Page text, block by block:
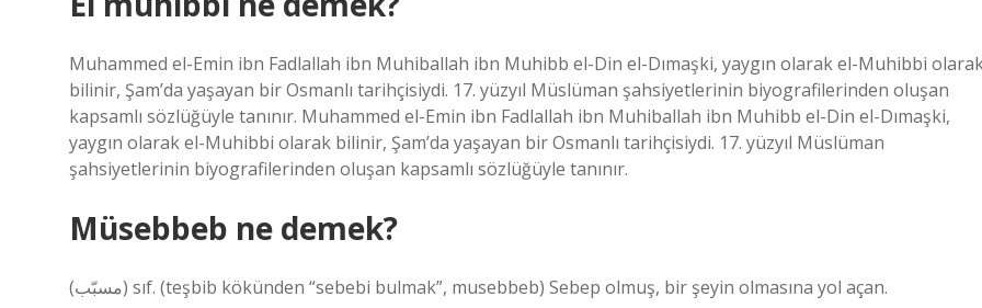
Muhammed el-Emin ibn Fadlallah ibn Muhiballah ibn Muhibb el-Din el-Dımaşki, yaygın olarak el-Muhibbi
bilinir, Şam’da yaşayan bir Osmanlı tarihçisiydi. 17. yüzyıl Müslüman şahsiyetlerinin biyografilerinden oluşan
kapsamlı sözlüğüyle tanınır. Muhammed el-Emin ibn Fadlallah ibn Muhiballah ibn Muhibb el-Din el-Dımaşki,
yaygın olarak el-Muhibbi olarak bilinir, Şam’da yaşayan bir Osmanlı tarihçisiydi. 17. yüzyıl Müslüman
şahsiyetlerinin biyografilerinden oluşan kapsamlı sözlüğüyle tanınır.
Müsebbeb ne demek?
(ﻣﺴﺒّﺐ) sıf. (teşbіb kökünden “sebebi bulmak”, musebbeb) Sebep olmuş, bir şeyin olmasına yol açan.